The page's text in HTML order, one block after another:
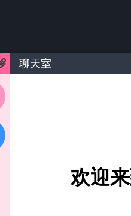
聊天室
欢迎